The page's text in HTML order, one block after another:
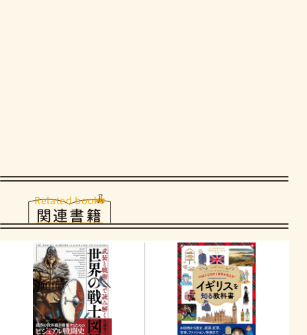
Related books
関連書籍